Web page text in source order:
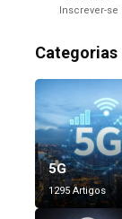
Inscrever-se
Categorias
5G
1295 Artigos